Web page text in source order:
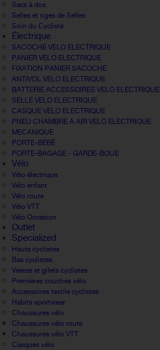
Sacs à dos
Selles et tiges de Selles
Soin du Cycliste
Électrique
SACOCHE VELO ELECTRIQUE
PANIER VELO ELECTRIQUE
FIXATION PANIER SACOCHE
ANTIVOL VELO ELECTRIQUE
BATTERIE ACCESSOIRES VELO ELECTRIQUE
SELLE VELO ELECTRIQUE
CASQUE VELO ELECTRIQUE
PNEU CHAMBRE A AIR VELO ELECTRIQUE
MECANIQUE
PORTE-BÉBÉ
PORTE-BAGAGE - GARDE-BOUE
Vélo
Vélo électrique
Vélo enfant
Vélo route
Vélo VTT
Vélo Occasion
Outlet
Specialized
Hauts cyclistes
Bas cyclistes
Vestes et gilets cyclistes
Premières couches vélo
Accessoires textile cyclistes
Habits sportwear
Chaussures vélo
Chaussures vélo route
Chaussures vélo VTT
Casques vélo